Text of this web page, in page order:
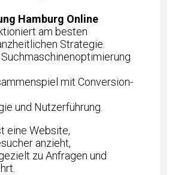
Hamburg Online
am besten
Strategie.
mit Conversion-
und Nutzerführung.
eine Website,
anzieht,
zu Anfragen und